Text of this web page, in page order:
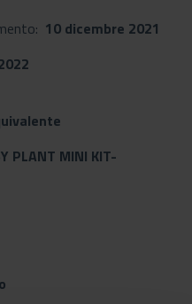
10 dicembre 2021
PLANT MINI KIT-